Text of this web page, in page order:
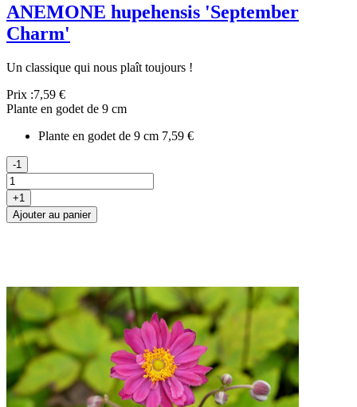
ANEMONE hupehensis 'September
Charm'
Un classique qui nous plaît toujours !
Prix :7,59 €
Plante en godet de 9 cm
Plante en godet de 9 cm 7,59 €
-1
+1
Ajouter au panier